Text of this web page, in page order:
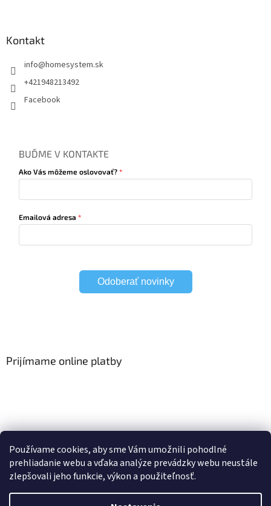
Používame cookies, aby sme Vám umožnili pohodlné
prehliadanie webu a vďaka analýze prevádzky webu neustále
zlepšovali jeho funkcie, výkon a použiteľnosť.
Kontakt
info@homesystem.sk
+421948213492
Facebook
BUĎME V KONTAKTE
Ako Vás môžeme oslovovať?
Emailová adresa
Odoberať novinky
Prijímame online platby